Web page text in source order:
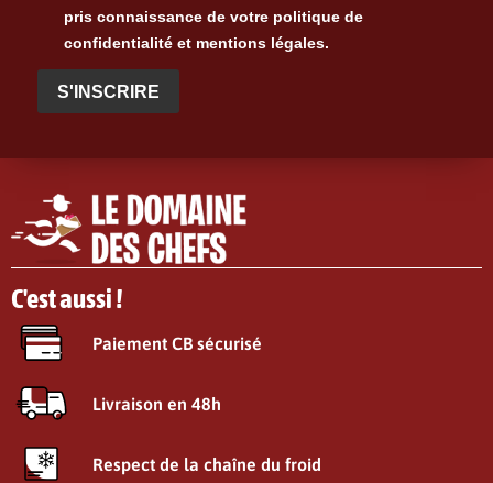
pris connaissance de votre politique de
confidentialité et mentions légales.
S'INSCRIRE
C'est aussi !
Paiement CB sécurisé
Livraison en 48h
Respect de la chaîne du froid